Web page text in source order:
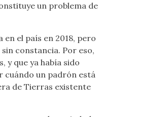
un problema de
el país en 2018, pero
constancia. Por eso,
y que ya había sido
cuándo un padrón está
de Tierras existente